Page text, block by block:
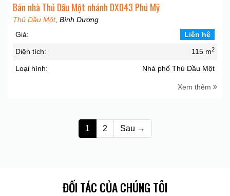
Bán nhà Thủ Dầu Một nhánh DX043 Phú Mỹ
Thủ Dầu Một, Bình Dương
Giá:
Liên hệ
Diện tích: 115 m2
Loại hình: Nhà phố Thủ Dầu Một
Xem thêm
1 2 Sau →
ĐỐI TÁC CỦA CHÚNG TÔI